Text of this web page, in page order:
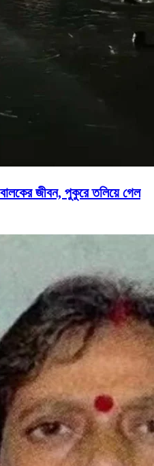
জীবন, পুকুরে তলিয়ে গেল